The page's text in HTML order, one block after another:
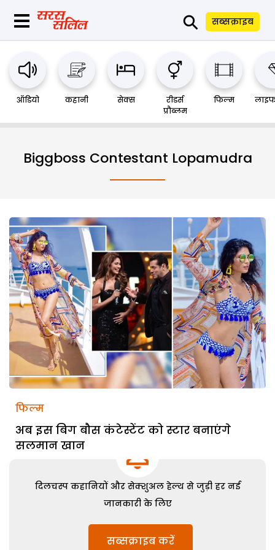
⚲ सब्सक्राइब
ऑडियो कहानी सेक्स
रीडर्स
प्रौब्लम
फिल्म
Biggboss Contestant Lopamudra
फिल्म
अब इस बिग बौस कंटेस्टेंट को स्टार बनाएंगे
सलमान खान
दिलचस्प कहानियों और सेक्शुअल हेल्थ से जुड़ी हर नई
जानकारी के लिए
सब्सक्राइब करें